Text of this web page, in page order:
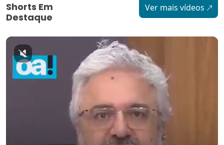
Shorts Em
Destaque
Ver mais vídeos